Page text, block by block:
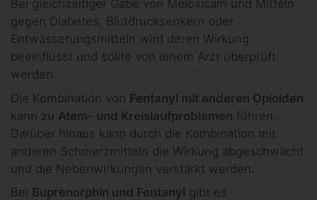
Bei gleichzeitiger Gabe von Meloxicam und Mitteln
gegen Diabetes, Blutdrucksenkern oder
Entwässerungsmitteln wird deren Wirkung
beeinflusst und sollte von einem Arzt überprüft
werden.
Die Kombination von Fentanyl mit anderen Opioiden
kann zu Atem- und Kreislaufproblemen führen.
Darüber hinaus kann durch die Kombination mit
anderen Schmerzmitteln die Wirkung abgeschwächt
und die Nebenwirkungen verstärkt werden.
Bei
Buprenorphin und Fentanyl gibt es